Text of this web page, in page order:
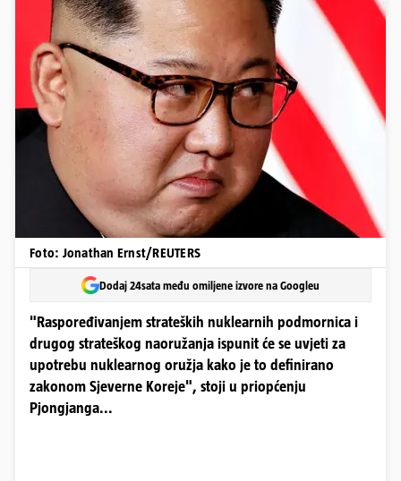
Foto: Jonathan Ernst/REUTERS
Dodaj 24sata među omiljene izvore na Googleu
"Raspoređivanjem strateških nuklearnih podmornica i
drugog strateškog naoružanja ispunit će se uvjeti za
upotrebu nuklearnog oružja kako je to definirano
zakonom Sjeverne Koreje", stoji u priopćenju
Pjongjanga...